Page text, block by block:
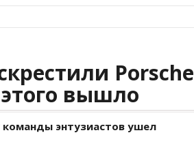
Porsche
вышло
энтузиастов ушел